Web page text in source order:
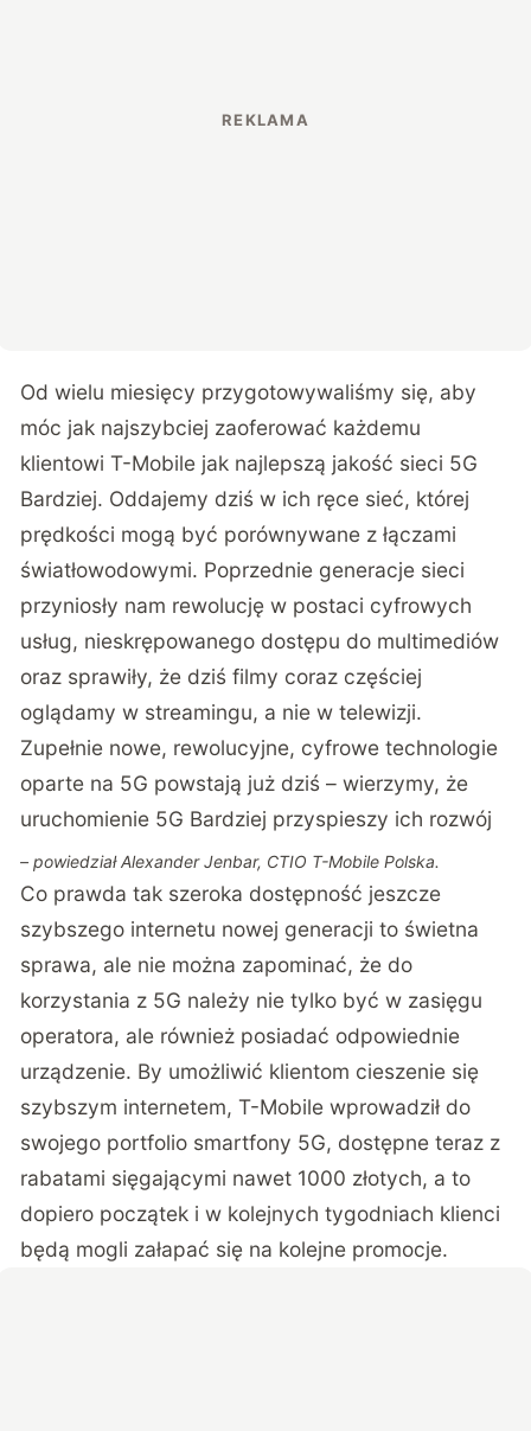
Od wielu miesięcy przygotowywaliśmy się, aby
móc jak najszybciej zaoferować każdemu
klientowi T-Mobile jak najlepszą jakość sieci 5G
Bardziej. Oddajemy dziś w ich ręce sieć, której
prędkości mogą być porównywane z łączami
światłowodowymi. Poprzednie generacje sieci
przyniosły nam rewolucję w postaci cyfrowych
usług, nieskrępowanego dostępu do multimediów
oraz sprawiły, że dziś filmy coraz częściej
oglądamy w streamingu, a nie w telewizji.
Zupełnie nowe, rewolucyjne, cyfrowe technologie
oparte na 5G powstają już dziś – wierzymy, że
uruchomienie 5G Bardziej przyspieszy ich rozwój
– powiedział Alexander Jenbar, CTIO T-Mobile Polska.
Co prawda tak szeroka dostępność jeszcze
szybszego internetu nowej generacji to świetna
sprawa, ale nie można zapominać, że do
korzystania z 5G należy nie tylko być w zasięgu
operatora, ale również posiadać odpowiednie
urządzenie. By umożliwić klientom cieszenie się
szybszym internetem, T-Mobile wprowadził do
swojego portfolio smartfony 5G, dostępne teraz z
rabatami sięgającymi nawet 1000 złotych, a to
dopiero początek i w kolejnych tygodniach klienci
będą mogli załapać się na kolejne promocje.